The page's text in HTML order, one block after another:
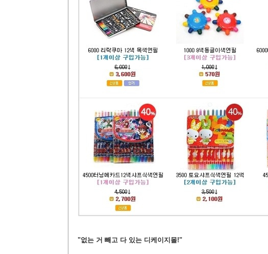
"없는 거 빼고 다 있는 디케이지몰!"